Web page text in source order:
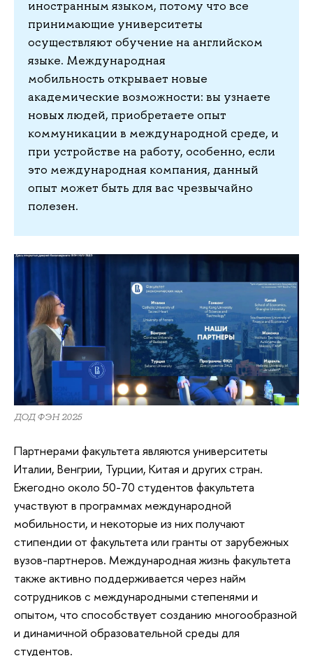
иностранным языком, потому что все
принимающие университеты
осуществляют обучение на английском
языке. Международная
мобильность открывает новые
академические возможности: вы узнаете
новых людей, приобретаете опыт
коммуникации в международной среде, и
при устройстве на работу, особенно, если
это международная компания, данный
опыт может быть для вас чрезвычайно
полезен.
ДОД ФЭН 2025
Партнерами факультета являются университеты
Италии, Венгрии, Турции, Китая и других стран.
Ежегодно около 50-70 студентов факультета
участвуют в программах международной
мобильности, и некоторые из них получают
стипендии от факультета или гранты от зарубежных
вузов-партнеров. Международная жизнь факультета
также активно поддерживается через найм
сотрудников с международными степенями и
опытом, что способствует созданию многообразной
и динамичной образовательной среды для
студентов.